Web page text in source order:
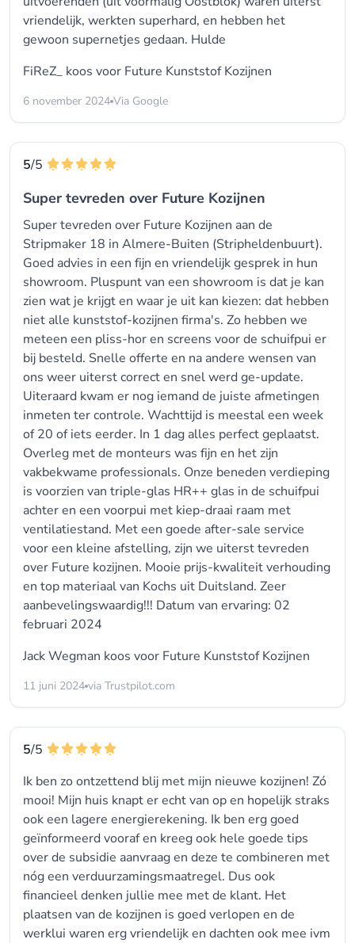
vriendelijk, werkten superhard, en hebben het
gewoon supernetjes gedaan. Hulde
FiReZ_ koos voor Future Kunststof Kozijnen
6 november 2024 Via Google
5/5
Super tevreden over Future Kozijnen
Super tevreden over Future Kozijnen aan de
Stripmaker 18 in Almere-Buiten (Stripheldenbuurt).
Goed advies in een fijn en vriendelijk gesprek in hun
showroom. Pluspunt van een showroom is dat je kan
zien wat je krijgt en waar je uit kan kiezen: dat hebben
niet alle kunststof-kozijnen firma's. Zo hebben we
meteen een pliss-hor en screens voor de schuifpui er
bij besteld. Snelle offerte en na andere wensen van
ons weer uiterst correct en snel werd ge-update.
Uiteraard kwam er nog iemand de juiste afmetingen
inmeten ter controle. Wachttijd is meestal een week
of 20 of iets eerder. In 1 dag alles perfect geplaatst.
Overleg met de monteurs was fijn en het zijn
vakbekwame professionals. Onze beneden verdieping
is voorzien van triple-glas HR++ glas in de schuifpui
achter en een voorpui met kiep-draai raam met
ventilatiestand. Met een goede after-sale service
voor een kleine afstelling, zijn we uiterst tevreden
over Future kozijnen. Mooie prijs-kwaliteit verhouding
en top materiaal van Kochs uit Duitsland. Zeer
aanbevelingswaardig!!! Datum van ervaring: 02
februari 2024
Jack Wegman koos voor Future Kunststof Kozijnen
11 juni 2024 via Trustpilot.com
5/5
Ik ben zo ontzettend blij met mijn nieuwe kozijnen! Zó
mooi! Mijn huis knapt er echt van op en hopelijk straks
ook een lagere energierekening. Ik ben erg goed
geïnformeerd vooraf en kreeg ook hele goede tips
over de subsidie aanvraag en deze te combineren met
nóg een verduurzamingsmaatregel. Dus ook
financieel denken jullie mee met de klant. Het
plaatsen van de kozijnen is goed verlopen en de
werklui waren erg vriendelijk en dachten ook mee ivm